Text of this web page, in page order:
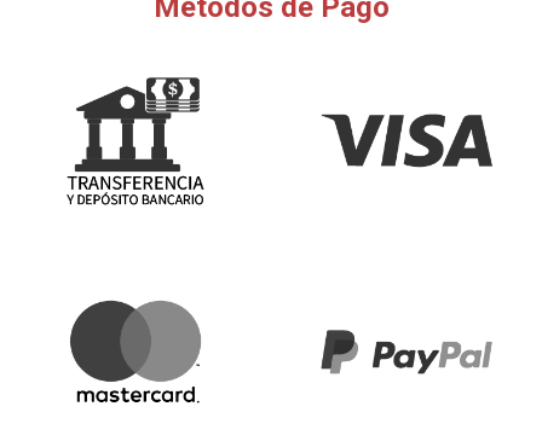
Métodos de Pago